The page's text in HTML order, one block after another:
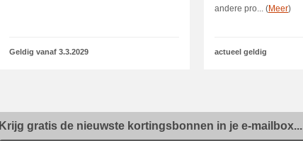
Geldig vanaf 3.3.2029
andere pro... (Meer)
actueel geldig
Krijg gratis de nieuwste kortingsbonnen in je e-mailbox...